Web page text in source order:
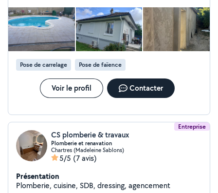
Pose de carrelage Pose de faïence
Voir le profil Contacter
Entreprise
CS plomberie & travaux
Plomberie et renavation
Chartres (Madeleine Sablons)
5/5 (7 avis)
Présentation
Plomberie, cuisine, SDB, dressing, agencement